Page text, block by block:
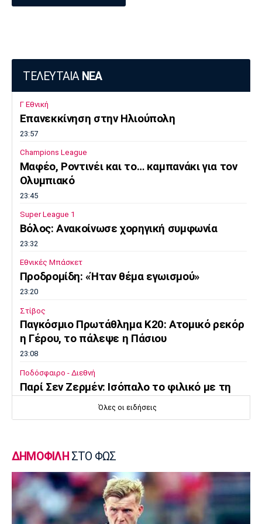
ΤΕΛΕΥΤΑΙΑ ΝΕΑ
Γ Εθνική
Επανεκκίνηση στην Ηλιούπολη
23:57
Champions League
Μαφέο, Ροντινέι και το… καμπανάκι για τον
Ολυμπιακό
23:45
Super League 1
Βόλος: Ανακοίνωσε χορηγική συμφωνία
23:32
Εθνικές Μπάσκετ
Προδρομίδη: «Ήταν θέμα εγωισμού»
23:20
Στίβος
Παγκόσμιο Πρωτάθλημα Κ20: Ατομικό ρεκόρ
η Γέρου, το πάλεψε η Πάσιου
23:08
Ποδόσφαιρο - Διεθνή
Παρί Σεν Ζερμέν: Ισόπαλο το φιλικό με τη
Μάντσεστερ Γιουνάιτεντ
Σκωτία: «Δύο στα δύο» η Σεντ Μίρεν, πρώτη
νίκη για Νταντί
22:40
Επικαιρότητα
Τραγωδία στην Πάρο: Παιδί 4 ετών πνίγηκε
Όλες οι ειδήσεις
ΔΗΜΟΦΙΛΗ ΣΤΟ ΦΩΣ